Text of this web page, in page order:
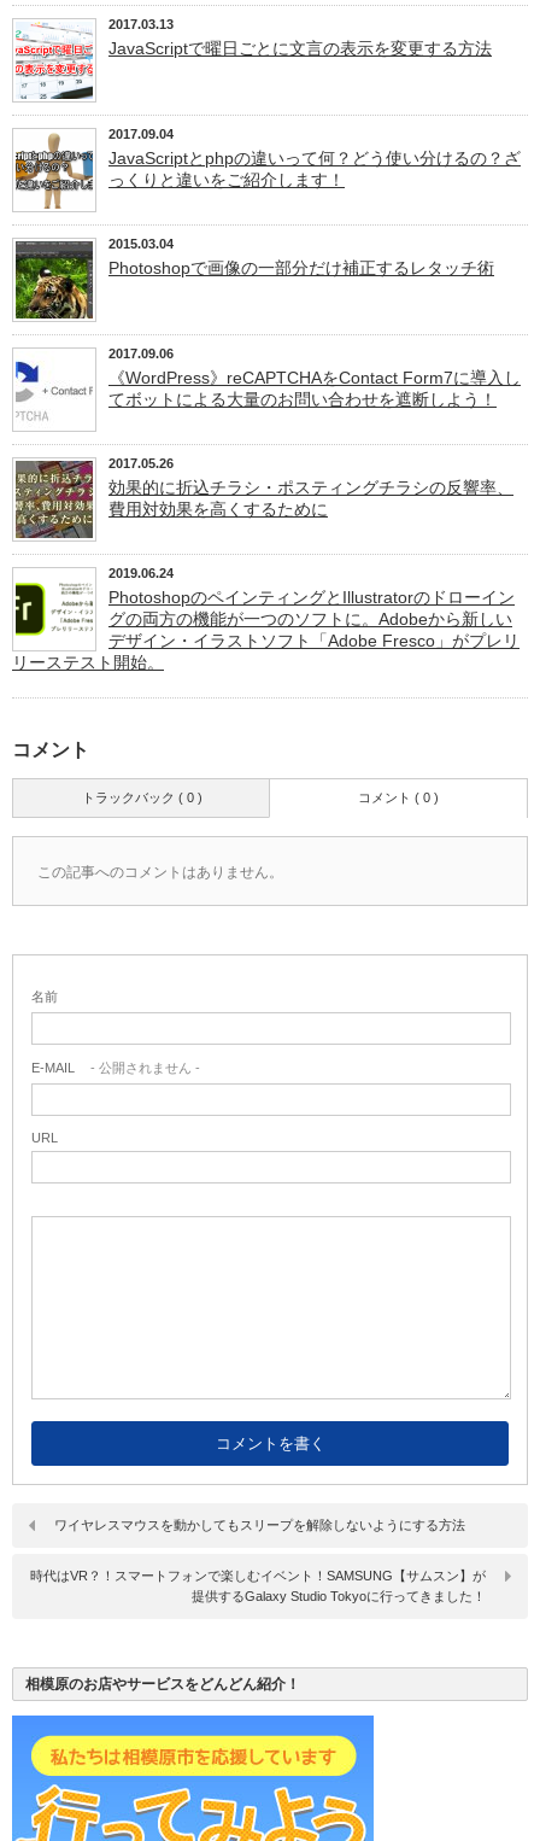
2017.03.13
JavaScriptで曜日ごとに文言の表示を変更する方法
2017.09.04
JavaScriptとphpの違いって何？どう使い分けるの？ざ
っくりと違いをご紹介します！
2015.03.04
Photoshopで画像の一部分だけ補正するレタッチ術
2017.09.06
《WordPress》reCAPTCHAをContact Form7に導入し
てボットによる大量のお問い合わせを遮断しよう！
2017.05.26
効果的に折込チラシ・ポスティングチラシの反響率、
費用対効果を高くするために
2019.06.24
PhotoshopのペインティングとIllustratorのドローイン
グの両方の機能が一つのソフトに。Adobeから新しい
デザイン・イラストソフト「Adobe Fresco」がプレリ
リーステスト開始。
コメント
トラックバック ( 0 ) コメント ( 0 )
この記事へのコメントはありません。
名前
E-MAIL - 公開されません -
URL
ワイヤレスマウスを動かしてもスリープを解除しないようにする方法
時代はVR？！スマートフォンで楽しむイベント！SAMSUNG【サムスン】が
提供するGalaxy Studio Tokyoに行ってきました！
相模原のお店やサービスをどんどん紹介！